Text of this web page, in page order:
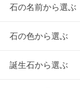
石の名前から選ぶ
石の色から選ぶ
誕生石から選ぶ